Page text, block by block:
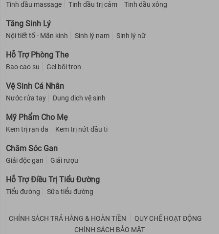
Tinh dầu massage Tinh dầu trị cảm Tinh dầu xông
Tăng Sinh Lý
Nội tiết tố - Mãn kinh Sinh lý nam Sinh lý nữ
Hỗ Trợ Phòng The
Bao cao su Gel bôi trơn
Vệ Sinh Cá Nhân
Nước rửa tay Dung dịch vệ sinh
Mỹ Phẩm Cho Mẹ
Kem trị rạn da Kem trị nứt đầu ti
Chăm Sóc Gan
Giải độc gan Giải rượu
Hỗ Trợ Điều Trị Tiểu Đường
Tiểu đường Sữa tiểu đường
CHÍNH SÁCH TRẢ HÀNG & HOÀN TIỀN
QUY CHẾ HOẠT ĐỘNG
CHÍNH SÁCH BẢO MẬT